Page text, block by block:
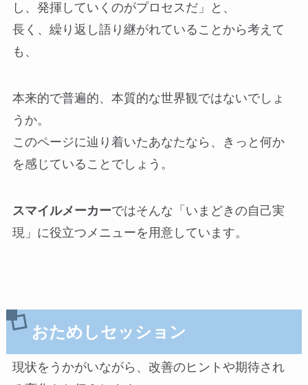
し、発揮していくのがプロセスだ」と、
長く、繰り返し語り継がれていることから考えて
も、
本来的で普遍的、本質的な世界観ではないでしょ
うか。
このページに辿り着いたあなたなら、きっと何か
を感じていることでしょう。
スマイルメーカーではそんな「いまどきの自己実
現」に役立つメニューを用意しています。
おためしセッション
現状をうかがいながら、改善のヒントや期待され